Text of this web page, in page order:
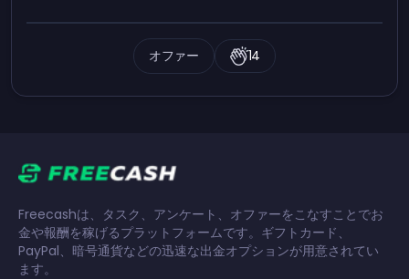
オファー 14
Freecashは、タスク、アンケート、オファーをこなすことでお
金や報酬を稼げるプラットフォームです。ギフトカード、
PayPal、暗号通貨などの迅速な出金オプションが用意されてい
ます。